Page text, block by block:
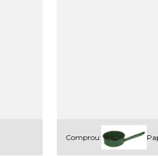
Comprou: